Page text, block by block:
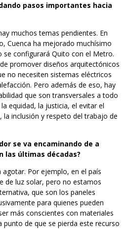
pasos importantes hacia
muchos temas pendientes. En
Cuenca ha mejorado muchísimo
se configurará Quito con el Metro.
promover diseños arquitectónicos
no necesiten sistemas eléctricos
Pero además de eso, hay
que son transversales a todo
equidad, la justicia, el evitar el
inclusión y respeto del trabajo de
se va encaminando de a
las últimas décadas?
Por ejemplo, en el país
de luz solar, pero no estamos
que son los paneles
para quienes pueden
más conscientes con materiales
de que se pierda este recurso